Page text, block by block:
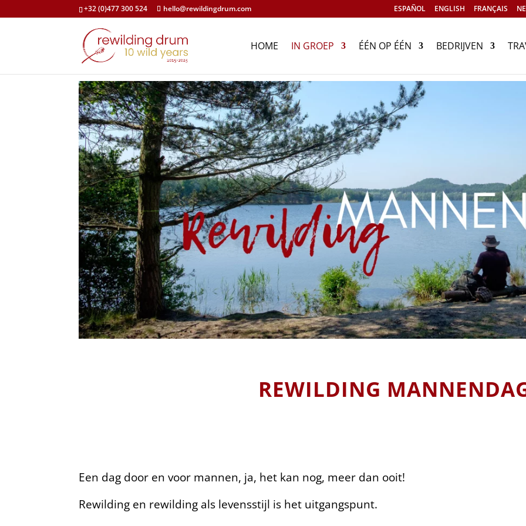
+32 (0)477 300 524 hello@rewildingdrum.com ESPAÑOL ENGLISH FRANÇAIS
HOME IN GROEP ÉÉN OP ÉÉN BEDRIJVEN
REWILDING
Een dag door en voor mannen, ja, het kan nog, meer dan ooit!
Rewilding en rewilding als levensstijl is het uitgangspunt.